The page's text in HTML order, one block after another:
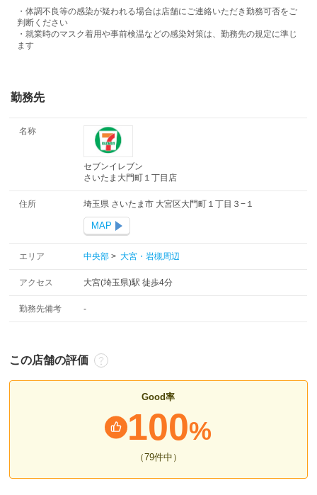
・体調不良等の感染が疑われる場合は店舗にご連絡いただき勤務可否をご
判断ください
・就業時のマスク着用や事前検温などの感染対策は、勤務先の規定に準じ
ます
勤務先
名称
セブンイレブン
さいたま大門町１丁目店
住所 埼玉県 さいたま市 大宮区大門町１丁目３−１
MAP
エリア 中央部> 大宮・岩槻周辺
アクセス 大宮(埼玉県)駅 徒歩4分
勤務先備考 -
この店舗の評価
Good率
100%
（79件中 ）